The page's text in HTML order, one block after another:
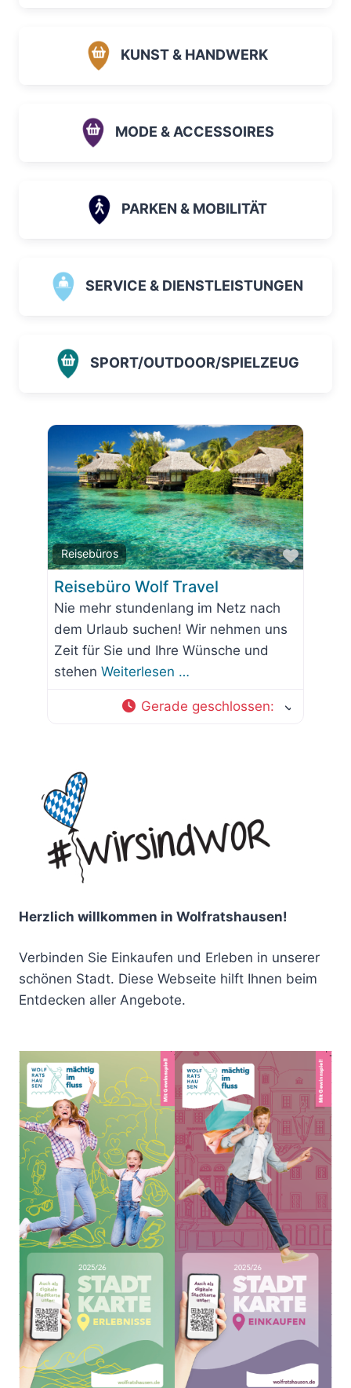
KUNST & HANDWERK
MODE & ACCESSOIRES
PARKEN & MOBILITÄT
SERVICE & DIENSTLEISTUNGEN
SPORT/OUTDOOR/SPIELZEUG
Reisebüros
Favorit
Reisebüro Wolf Travel
Nie mehr stundenlang im Netz nach
dem Urlaub suchen! Wir nehmen uns
Zeit für Sie und Ihre Wünsche und
stehen Weiterlesen …
Gerade geschlossen:
Herzlich willkommen in Wolfratshausen!
Verbinden Sie Einkaufen und Erleben in unserer
schönen Stadt. Diese Webseite hilft Ihnen beim
Entdecken aller Angebote.